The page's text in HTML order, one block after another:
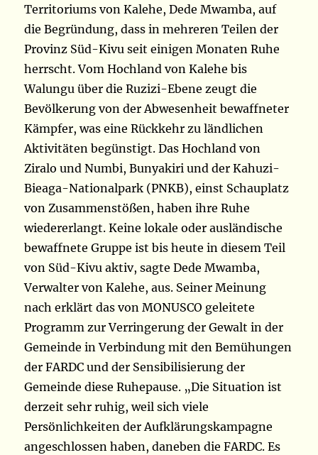
Territoriums von Kalehe, Dede Mwamba, auf
die Begründung, dass in mehreren Teilen der
Provinz Süd-Kivu seit einigen Monaten Ruhe
herrscht. Vom Hochland von Kalehe bis
Walungu über die Ruzizi-Ebene zeugt die
Bevölkerung von der Abwesenheit bewaffneter
Kämpfer, was eine Rückkehr zu ländlichen
Aktivitäten begünstigt. Das Hochland von
Ziralo und Numbi, Bunyakiri und der Kahuzi-
Bieaga-Nationalpark (PNKB), einst Schauplatz
von Zusammenstößen, haben ihre Ruhe
wiedererlangt. Keine lokale oder ausländische
bewaffnete Gruppe ist bis heute in diesem Teil
von Süd-Kivu aktiv, sagte Dede Mwamba,
Verwalter von Kalehe, aus. Seiner Meinung
nach erklärt das von MONUSCO geleitete
Programm zur Verringerung der Gewalt in der
Gemeinde in Verbindung mit den Bemühungen
der FARDC und der Sensibilisierung der
Gemeinde diese Ruhepause. „Die Situation ist
derzeit sehr ruhig, weil sich viele
Persönlichkeiten der Aufklärungskampagne
angeschlossen haben, daneben die FARDC. Es